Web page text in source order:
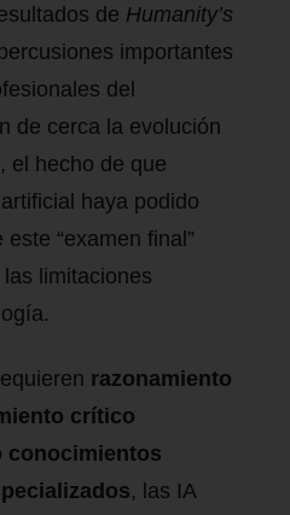
de Humanity’s
importantes
del
de cerca la evolución
el hecho de que
haya podido
“examen final”
limitaciones
razonamiento
crítico
, las IA